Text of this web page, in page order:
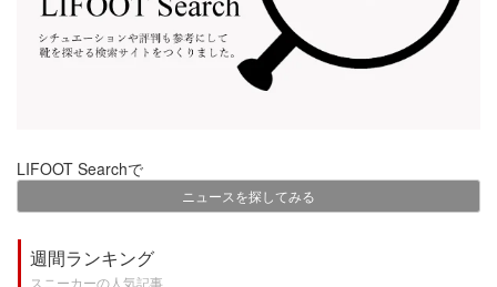
LIFOOT Searchで
ニュースを探してみる
週間ランキング
スニーカーの人気記事